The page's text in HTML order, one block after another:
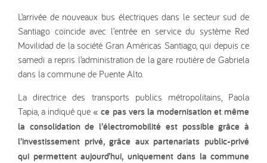
L’arrivée de nouveaux bus électriques dans le secteur sud de
Santiago coïncide avec l’entrée en service du système Red
Movilidad de la société Gran Américas Santiago, qui depuis ce
samedi a repris l’administration de la gare routière de Gabriela
dans la commune de Puente Alto.
La directrice des transports publics métropolitains, Paola
Tapia, a indiqué que « ce pas vers la modernisation et même
la consolidation de l’électromobilité est possible grâce à
l’investissement privé, grâce aux partenariats public-privé
qui permettent aujourd’hui, uniquement dans la commune